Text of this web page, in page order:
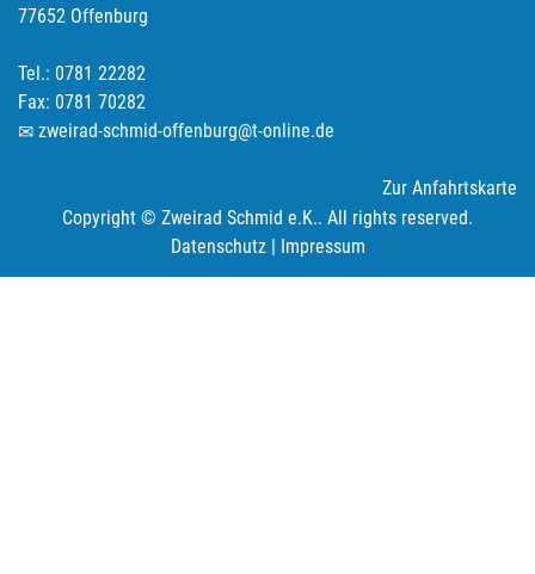
77652 Offenburg
Tel.: 0781 22282
Fax: 0781 70282
zweirad-schmid-offenburg@t-online.de
Zur Anfahrtskarte
Copyright © Zweirad Schmid e.K.. All rights reserved.
Datenschutz| Impressum